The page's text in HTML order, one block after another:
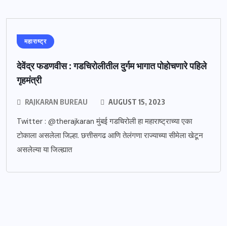
महाराष्ट्र
देवेंद्र फडणवीस : गडचिरोलीतील दुर्गम भागात पोहोचणारे पहिले
गृहमंत्री
RAJKARAN BUREAU AUGUST 15, 2023
Twitter : @therajkaran मुंबई गडचिरोली हा महाराष्ट्राच्या एका
टोकाला असलेला जिल्हा. छत्तीसगढ आणि तेलंगणा राज्याच्या सीमेला खेटून
असलेल्या या जिल्ह्यात